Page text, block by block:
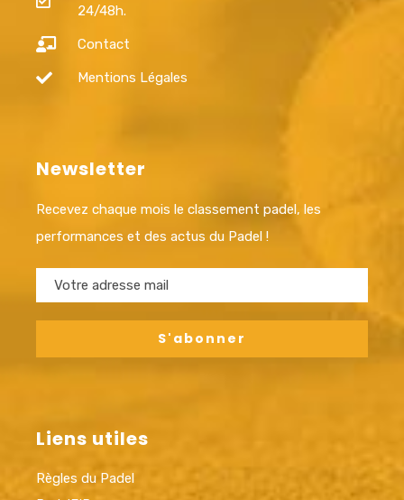
24/48h.
Contact
Mentions Légales
Newsletter
Recevez chaque mois le classement padel, les
performances et des actus du Padel !
Liens utiles
Règles du Padel